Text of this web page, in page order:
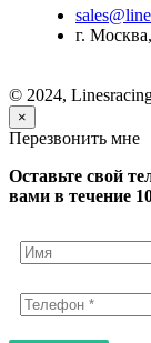
г.
© 2024,
×
Перезвонить мне
Оставьте свой
вами в течение